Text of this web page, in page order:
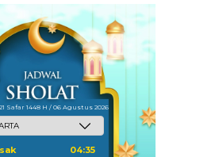
Safar 1448 H / 06 Agustus 2026
04:35